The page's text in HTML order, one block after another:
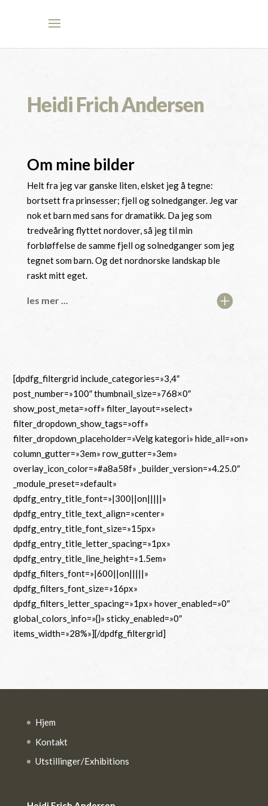
Heidi Frich Andersen
Om mine bilder
Helt fra jeg var ganske liten, elsket jeg å tegne:
bortsett fra prinsesser; fjell og solnedganger. Jeg var
nok et barn med sans for dramatikk. Da jeg som
tredveåring flyttet nordover, så jeg til min
forbløffelse de samme fjell og solnedganger som jeg
tegnet som barn. Og det nordnorske landskap ble
raskt mitt eget.
les mer ...
[dpdfg_filtergrid include_categories=»3,4″
post_number=»100″ thumbnail_size=»768×0″
show_post_meta=»off» filter_layout=»select»
filter_dropdown_show_tags=»off»
filter_dropdown_placeholder=»Velg kategori» hide_all=»on»
column_gutter=»3em» row_gutter=»3em»
overlay_icon_color=»#a8a58f» _builder_version=»4.25.0″
_module_preset=»default»
dpdfg_entry_title_font=»|300||on|||||»
dpdfg_entry_title_text_align=»center»
dpdfg_entry_title_font_size=»15px»
dpdfg_entry_title_letter_spacing=»1px»
dpdfg_entry_title_line_height=»1.5em»
dpdfg_filters_font=»|600||on|||||»
dpdfg_filters_font_size=»16px»
dpdfg_filters_letter_spacing=»1px» hover_enabled=»0″
global_colors_info=»{}» sticky_enabled=»0″
items_width=»28%»][/dpdfg_filtergrid]
Hjem
Kontakt
Utstillinger/Exhibitions